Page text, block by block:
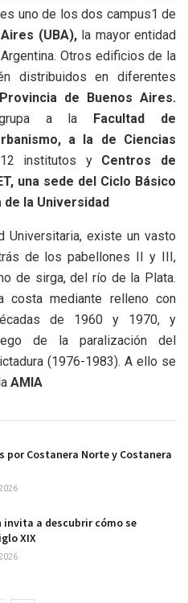
es uno de los dos campus1​ de
(UBA),la mayor entidad
Otros edificios de la
distribuidos en diferentes
de Buenos Aires.
a la
Facultad de
a la de Ciencias
institutos y Centros de
una sede del Ciclo Básico
la Universidad
Universitaria, existe un vasto
de los pabellones II y III,
de sirga, del río de la Plata.
costa mediante relleno con
de 1960 y 1970, y
de la paralización del
(1976-1983). A ello se
AMIA
por Costanera Norte y Costanera
invita a descubrir cómo se
XIX